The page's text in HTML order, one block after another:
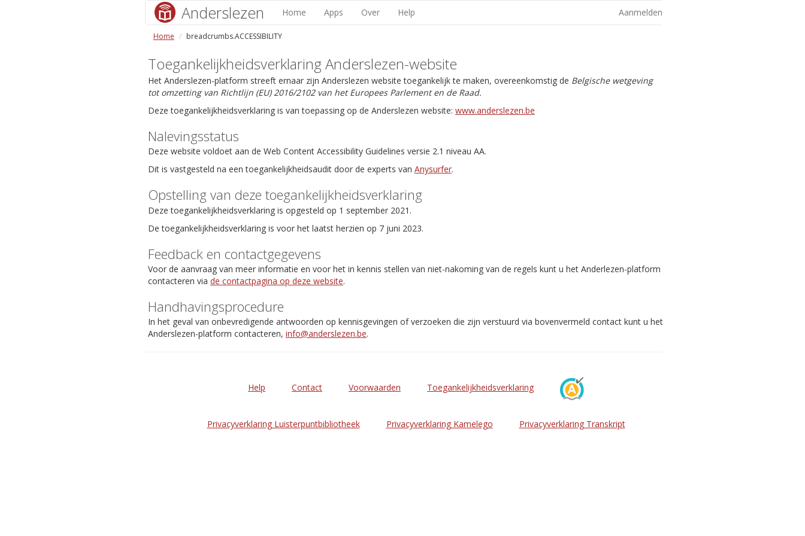
Anderslezen Home Apps Over Help Aanmelden
Home breadcrumbs.ACCESSIBILITY
Toegankelijkheidsverklaring Anderslezen-website
Het Anderslezen-platform streeft ernaar zijn Anderslezen website toegankelijk te maken, overeenkomstig de Belgische wetgeving
tot omzetting van Richtlijn (EU) 2016/2102 van het Europees Parlement en de Raad.
Deze toegankelijkheidsverklaring is van toepassing op de Anderslezen website: www.anderslezen.be
Nalevingsstatus
Deze website voldoet aan de Web Content Accessibility Guidelines versie 2.1 niveau AA.
Dit is vastgesteld na een toegankelijkheidsaudit door de experts van Anysurfer.
Opstelling van deze toegankelijkheidsverklaring
Deze toegankelijkheidsverklaring is opgesteld op 1 september 2021.
De toegankelijkheidsverklaring is voor het laatst herzien op 7 juni 2023.
Feedback en contactgegevens
Voor de aanvraag van meer informatie en voor het in kennis stellen van niet-nakoming van de regels kunt u het Anderlezen-platform
contacteren via de contactpagina op deze website.
Handhavingsprocedure
In het geval van onbevredigende antwoorden op kennisgevingen of verzoeken die zijn verstuurd via bovenvermeld contact kunt u het
Anderslezen-platform contacteren, info@anderslezen.be.
Help Contact Voorwaarden Toegankelijkheidsverklaring
Privacyverklaring Luisterpuntbibliotheek Privacyverklaring Kamelego Privacyverklaring Transkript